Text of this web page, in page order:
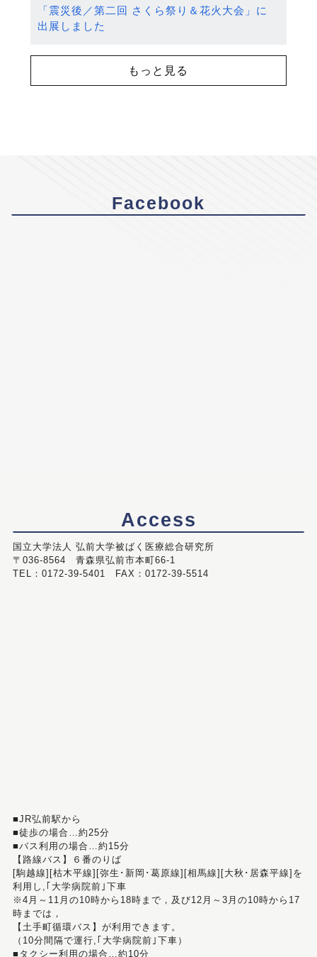
「震災後／第二回 さくら祭り＆花火大会」に
出展しました
もっと見る
Facebook
Access
国立大学法人 弘前大学被ばく医療総合研究所
〒036-8564 青森県弘前市本町66-1
TEL：0172-39-5401 FAX：0172-39-5514
■JR弘前駅から
■徒歩の場合…約25分
■バス利用の場合…約15分
【路線バス】６番のりば
[駒越線][枯木平線][弥生･新岡･葛原線][相馬線][大秋･居森平線]を
利用し,｢大学病院前｣下車
※4月～11月の10時から18時まで，及び12月～3月の10時から17
時までは，
【土手町循環バス】が利用できます。
（10分間隔で運行,｢大学病院前｣下車）
■タクシー利用の場合…約10分